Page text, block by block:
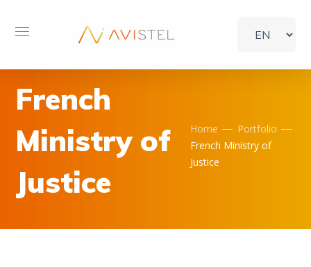
French
Ministry of
Justice
Home
Portfolio
French Ministry of
Justice